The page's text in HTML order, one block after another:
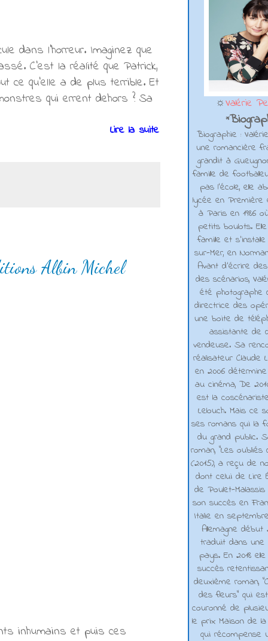
dans l'horreur. Imaginez que
C'est la réalité que Patrick,
ce qu'elle a de plus terrible. Et
qui errent dehors ? Sa
Lire la suite
Albin Michel
inhumains et puis ces
☼Valérie
*
Biographie :
une romancière
grandit à
famille de
pas l'école, elle
lycée en
à Paris en 1986
petits boulots.
famille et
sur-Mer, en
Avant d’écrire
des scénarios,
été photographe
directrice des
une boite de
assistante de
vendeuse. Sa
réalisateur Claude
en 2006
au cinéma, De
est la
Lelouch. Mais ce
ses romans qui la
du grand public.
roman, "Les oubliés
(2015), a reçu de
dont celui de Lire
de Poulet-
son succès en
Italie en
Allemagne début
traduit dans une
pays. En 2018
succès
deuxième roman,
des fleurs" qui
couronné de
le prix Maison de la
qui récompense